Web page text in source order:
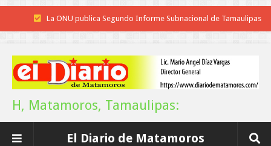
La ONU publica Segundo Informe Subnacional de Tamaulipas
Funcionarios, periodistas y empresarios
Alberto Carrera Torres
H, Matamoros, Tamaulipas:
El Diario de Matamoros